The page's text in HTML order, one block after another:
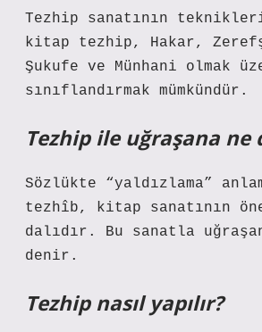
Tezhip sanatının
kitap tezhip, Hakar,
Şukufe ve Münhani olmak
sınıflandırmak mümkündür.
Tezhip ile uğraşana ne
Sözlükte “yaldızlama”
tezhîb, kitap sanatının
dalıdır. Bu sanatla
denir.
Tezhip nasıl yapılır?